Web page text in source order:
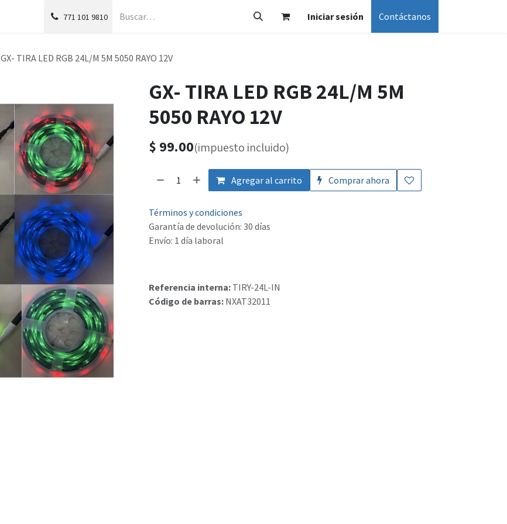
771 101 9810 Iniciar sesión Contáctanos
GX- TIRA LED RGB 24L/M 5M 5050 RAYO 12V
GX- TIRA LED RGB 24L/M 5M
5050 RAYO 12V
$ 99.00(impuesto incluido)
Agregar al carrito Comprar ahora
Términos y condiciones
Garantía de devolución: 30 días
Envío: 1 día laboral
Referencia interna: TIRY-24L-IN
Código de barras: NXAT32011